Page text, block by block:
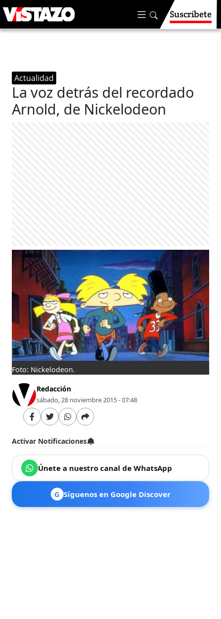
Suscríbete
Actualidad
La voz detrás del recordado
Arnold, de Nickelodeon
Foto: Nickelodeon.
Redacción
sábado, 28 noviembre 2015 - 07:48
Activar Notificaciones
Únete a nuestro canal de WhatsApp
G Síguenos en Google Discover